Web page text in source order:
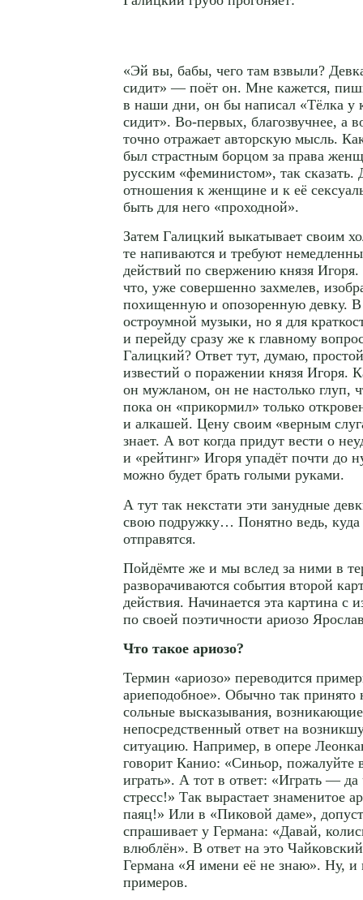
«Эй вы, бабы, чего там взвыли?
сидит» — поёт он. Мне кажется,
в наши дни, он бы написал «Тёлка у
сидит». Во-первых, благозвучнее, а
точно отражает авторскую мысль.
был страстным борцом за права
русским «феминистом», так сказать.
отношения к женщине и к её
быть для него «проходной».
Затем Галицкий выкатывает своим
те напиваются и требуют
действий по свержению князя
что, уже совершенно захмелев,
похищенную и опозоренную девку. В
остроумной музыки, но я для
и перейду сразу же к главному
Галицкий? Ответ тут, думаю,
известий о поражении князя Игоря.
он мужланом, он не настолько глуп,
пока он «прикормил» только
и алкашей. Цену своим «верным
знает. А вот когда придут вести о
и «рейтинг» Игоря упадёт почти до
можно будет брать голыми руками.
А тут так некстати эти занудные
свою подружку… Понятно ведь,
отправятся.
Пойдёмте же и мы вслед за ними в
разворачиваются события второй
действия. Начинается эта картина с
по своей поэтичности ариозо
Что такое ариозо?
Термин «ариозо» переводится
ариеподобное». Обычно так принято
сольные высказывания,
непосредственный ответ на
ситуацию. Например, в опере
говорит Канио: «Синьор, пожалуйте
играть». А тот в ответ: «Играть —
стресс!» Так вырастает знаменитое
паяц!» Или в «Пиковой даме»,
спрашивает у Германа: «Давай,
влюблён». В ответ на это
Германа «Я имени её не знаю». Ну, и
примеров.